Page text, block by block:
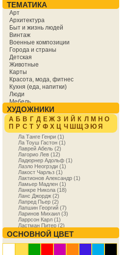
ТЕМАТИКА
Арт
Архитектура
Быт и жизнь людей
Винтаж
Военные композиции
Города и страны
Детская
Животные
Карты
Красота, мода, фитнес
Кухня (еда, напитки)
Люди
Мебель
Мировая культура
Музыка
Надписи
Образование
Отдых
Охота
Праздники
Природа
Религия и духовность
Спорт
Сфера деятельности
Транспорт
Фракталы
Фэнтези
Цветы
Юмор
ХУДОЖНИКИ
А Б В Г Д Е Ж З И Й К Л М Н О
П Р С Т У Ф Х Ц Ч Ш Щ Э Ю Я
Ла Танге Генри (1)
Ла Тоуш Гастон (1)
Лаврей Абель (2)
Лагорио Лев (12)
Ладюрнер Адольф (1)
Лазло Неогрэди (1)
Лакост Чарльз (1)
Лактионов Александр (1)
Ламьер Мадлен (1)
Ланкре Никола (18)
Ланс Джордж (2)
Лапред Пьер (2)
Лапшин Георгий (7)
Ларинов Михаил (3)
Ларрсон Карл (1)
Ластман Питер (2)
Лаффит Луис (1)
Лдюпюи Мишель (1)
Ле Корбюзье (1)
ОСНОВНОЙ ЦВЕТ